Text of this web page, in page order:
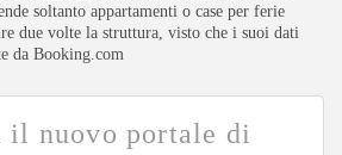
soltanto appartamenti o case per ferie
due volte la struttura, visto che i suoi dati
da Booking.com
il nuovo portale di